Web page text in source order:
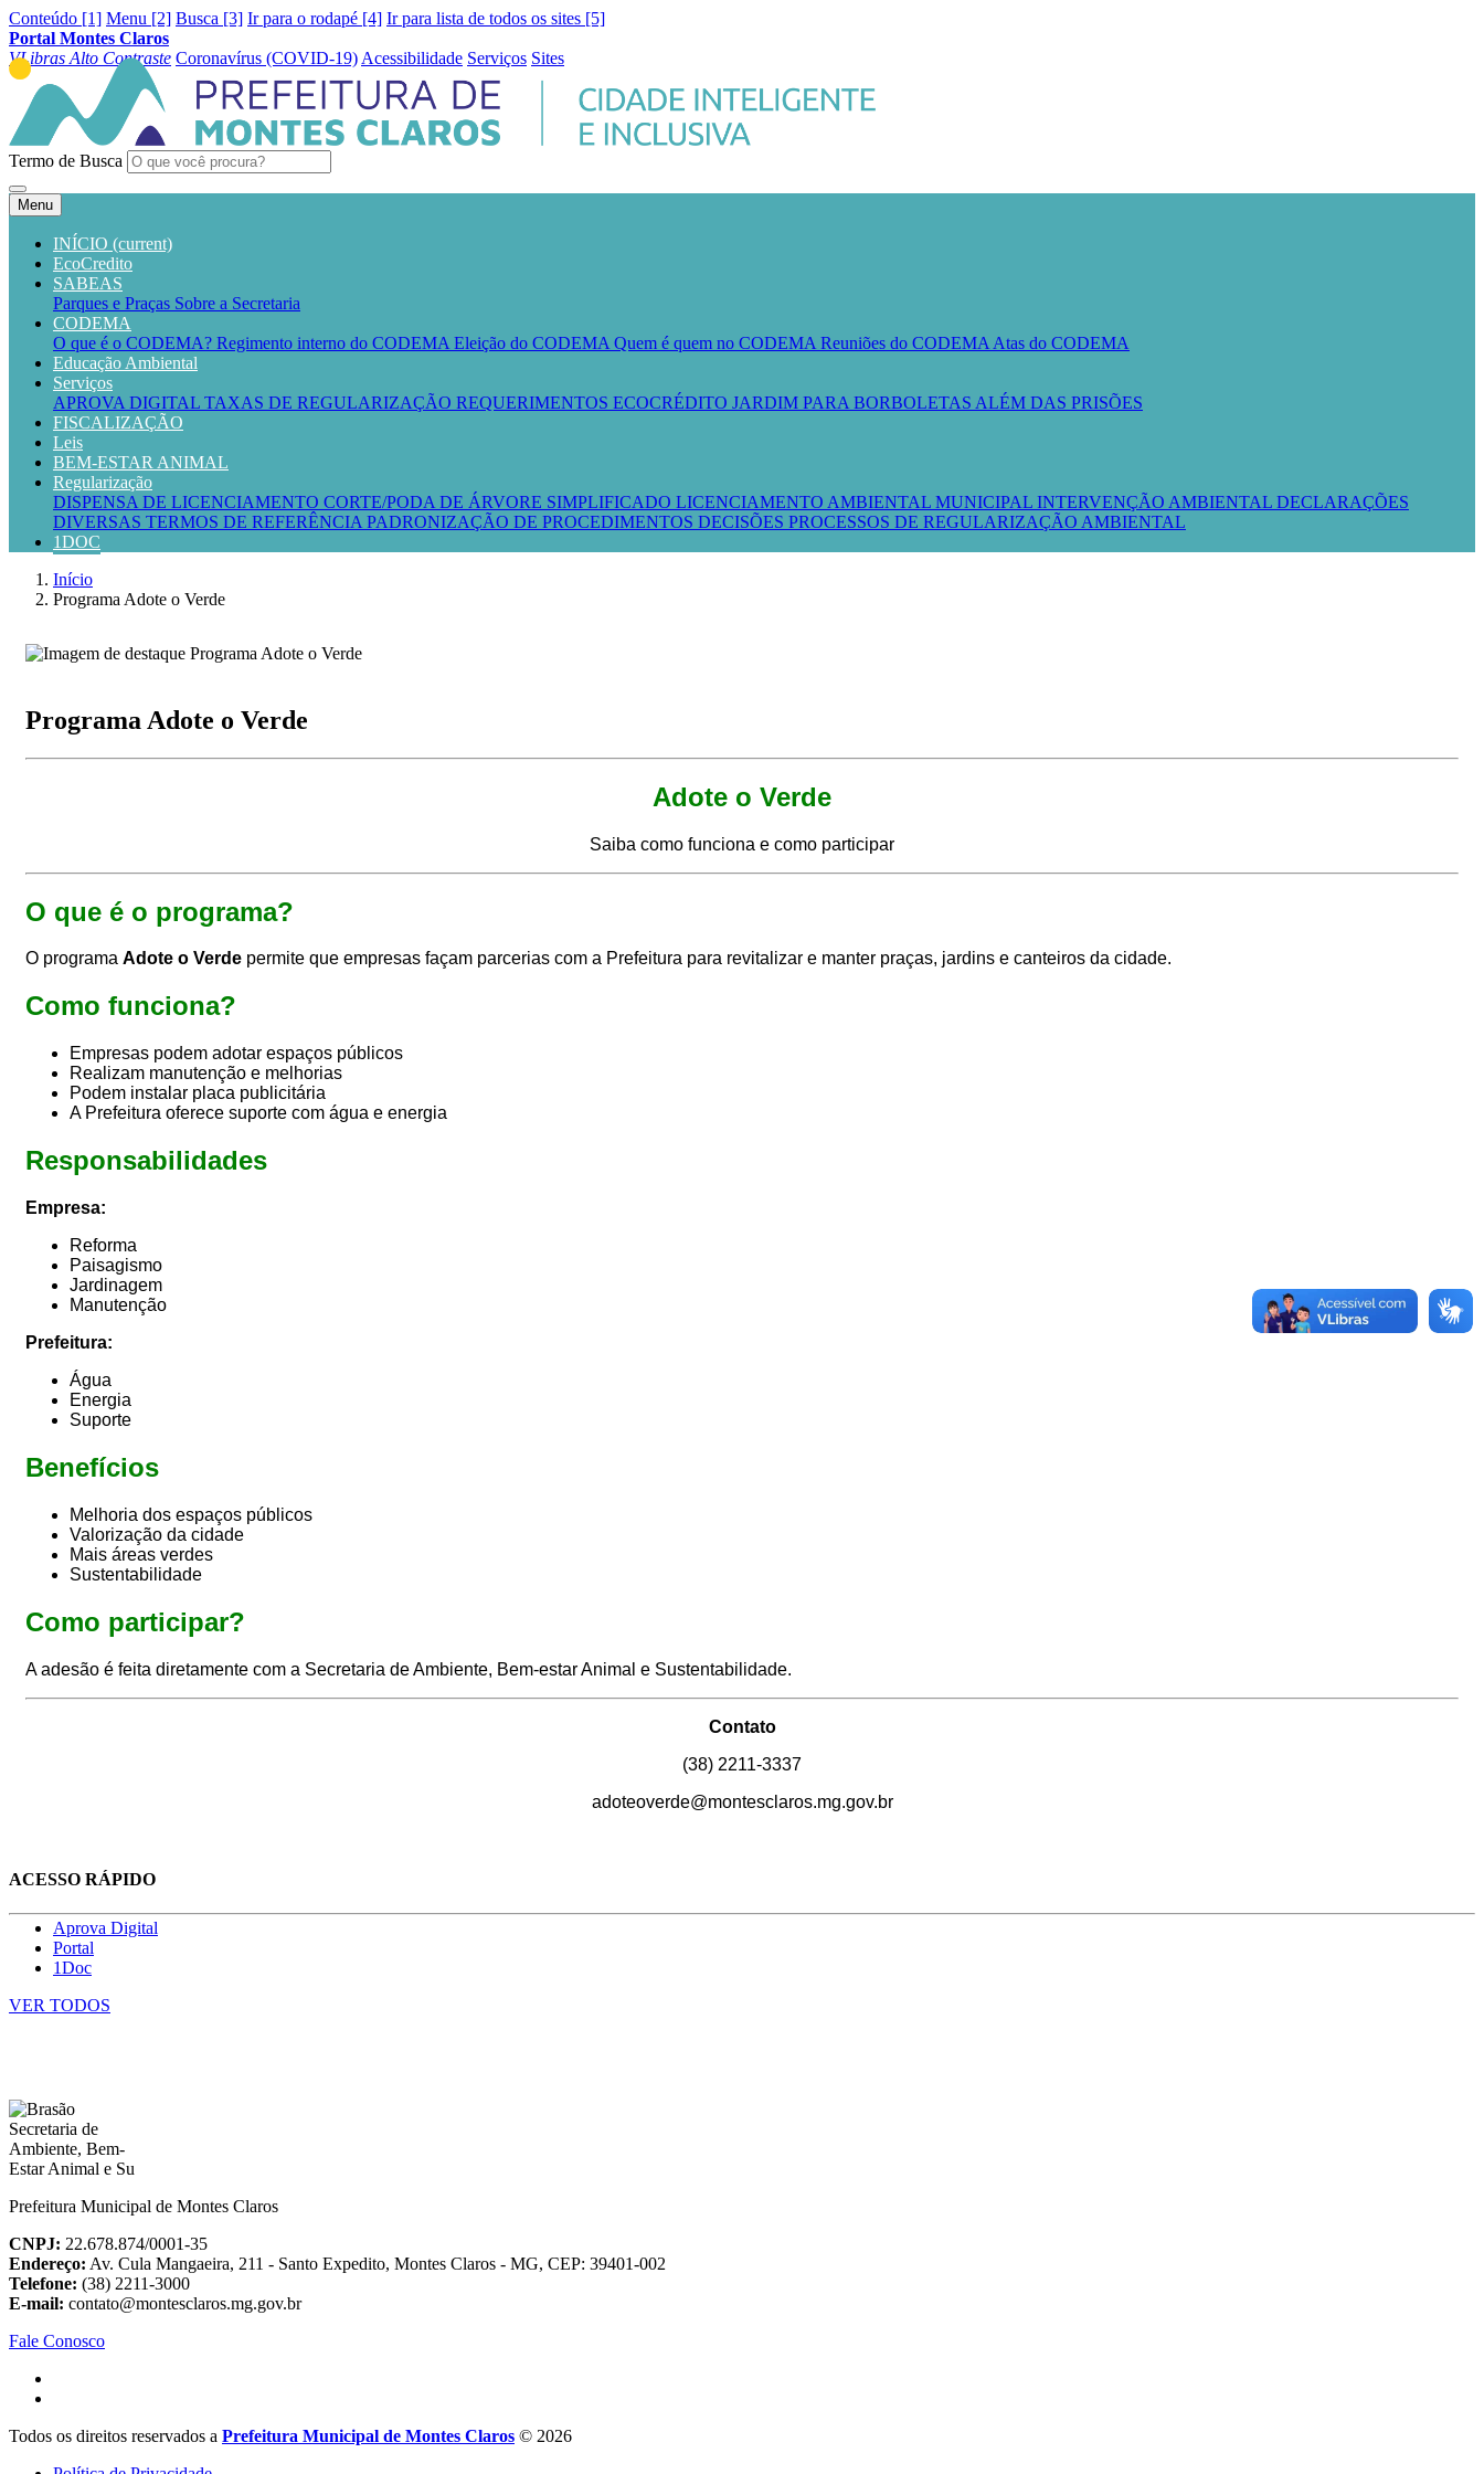
Conteúdo [1] Menu [2] Busca [3] Ir para o rodapé [4] Ir para lista de todos os sites [5]
Portal Montes Claros
VLibras Alto Contraste Coronavírus (COVID-19) Acessibilidade Serviços Sites
Termo de Busca
Menu
INÍCIO (current)
EcoCredito
SABEAS
Parques e Praças Sobre a Secretaria
CODEMA
O que é o CODEMA? Regimento interno do CODEMA Eleição do CODEMA Quem é quem no CODEMA Reuniões do CODEMA Atas do CODEMA
Educação Ambiental
Serviços
APROVA DIGITAL TAXAS DE REGULARIZAÇÃO REQUERIMENTOS ECOCRÉDITO JARDIM PARA BORBOLETAS ALÉM DAS PRISÕES
FISCALIZAÇÃO
Leis
BEM-ESTAR ANIMAL
Regularização
DISPENSA DE LICENCIAMENTO CORTE/PODA DE ÁRVORE SIMPLIFICADO LICENCIAMENTO AMBIENTAL MUNICIPAL INTERVENÇÃO AMBIENTAL DECLARAÇÕES
DIVERSAS TERMOS DE REFERÊNCIA PADRONIZAÇÃO DE PROCEDIMENTOS DECISÕES PROCESSOS DE REGULARIZAÇÃO AMBIENTAL
1DOC
Início
Programa Adote o Verde
Programa Adote o Verde
Adote o Verde
Saiba como funciona e como participar
O que é o programa?
O programa Adote o Verde permite que empresas façam parcerias com a Prefeitura para revitalizar e manter praças, jardins e canteiros da cidade.
Como funciona?
Empresas podem adotar espaços públicos
Realizam manutenção e melhorias
Podem instalar placa publicitária
A Prefeitura oferece suporte com água e energia
Responsabilidades
Empresa:
Reforma
Paisagismo
Jardinagem
Manutenção
Prefeitura:
Água
Energia
Suporte
Benefícios
Melhoria dos espaços públicos
Valorização da cidade
Mais áreas verdes
Sustentabilidade
Como participar?
A adesão é feita diretamente com a Secretaria de Ambiente, Bem-estar Animal e Sustentabilidade.
Contato
(38) 2211-3337
adoteoverde@montesclaros.mg.gov.br
ACESSO RÁPIDO
Aprova Digital
Portal
1Doc
VER TODOS
Prefeitura Municipal de Montes Claros
CNPJ: 22.678.874/0001-35
Endereço: Av. Cula Mangaeira, 211 - Santo Expedito, Montes Claros - MG, CEP: 39401-002
Telefone: (38) 2211-3000
E-mail: contato@montesclaros.mg.gov.br
Fale Conosco
Todos os direitos reservados a Prefeitura Municipal de Montes Claros © 2026